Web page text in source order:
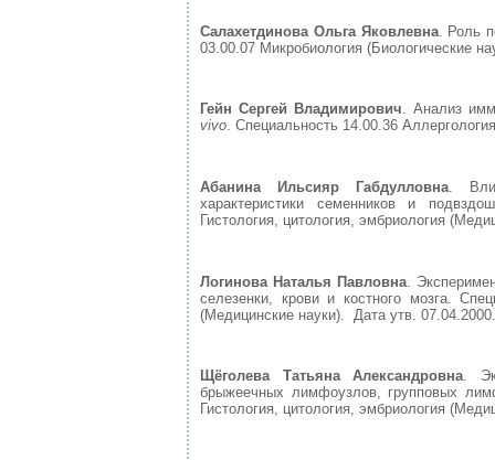
Салахетдинова Ольга Яковлевна. Роль
03.00.07 Микробиология (Биологические
Гейн Сергей Владимирович. Анализ
vivo. Специальность 14.00.36
Абанина Ильсияр Габдулловна.
характеристики семенников и
Гистология, цитология, эмбриология
Логинова Наталья Павловна .
селезенки, крови и костного мозга.
(Медицинские науки). Дата утв. 07.04.2000.
Щёголева Татьяна Александровна.
брыжеечных лимфоузлов, групповых
Гистология, цитология, эмбриология